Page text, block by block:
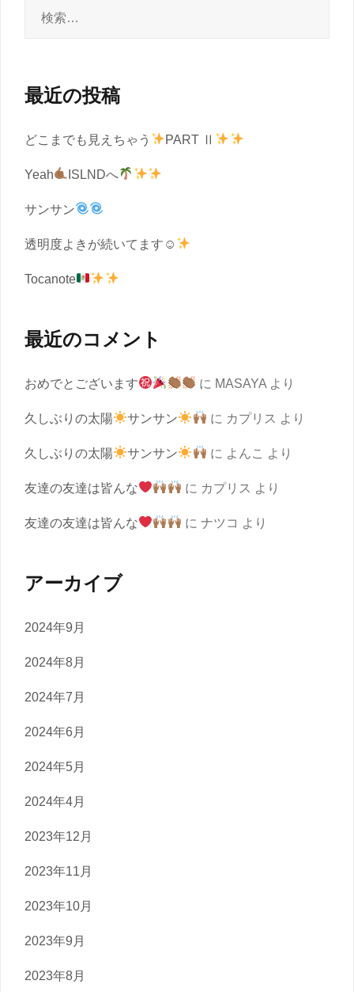
最近の投稿
どこまでも見えちゃう PART Ⅱ
Yeah ISLNDへ
サンサン
透明度よきが続いてます☺︎
Tocanote
最近のコメント
おめでとございます に MASAYAより
久しぶりの太陽 サンサン に カプリス より
久しぶりの太陽 サンサン に よんこ より
友達の友達は皆んな に カプリス より
友達の友達は皆んな に ナツコ より
アーカイブ
2024年9月
2024年8月
2024年7月
2024年6月
2024年5月
2024年4月
2023年12月
2023年11月
2023年10月
2023年9月
2023年8月